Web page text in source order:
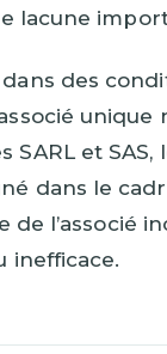
lacune
des
unique
et SAS,
dans le
l’associé
inefficace.